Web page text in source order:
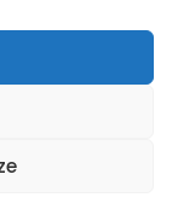
All Rights